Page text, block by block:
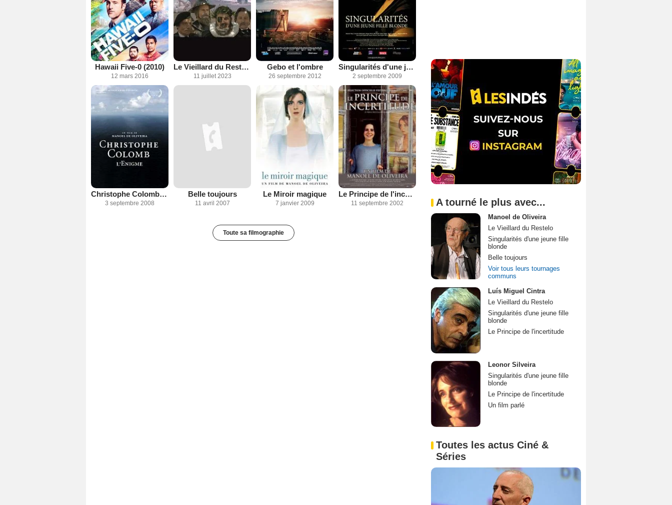
Hawaii Five-0 (2010)
12 mars 2016
Le Vieillard du Restelo
11 juillet 2023
Gebo et l'ombre
26 septembre 2012
Singularités d'une jeune fille blonde
2 septembre 2009
Christophe Colomb, l'énigme
3 septembre 2008
Belle toujours
11 avril 2007
Le Miroir magique
7 janvier 2009
Le Principe de l'incertitude
11 septembre 2002
Toute sa filmographie
A tourné le plus avec...
Manoel de Oliveira
Le Vieillard du Restelo
Singularités d'une jeune fille
blonde
Belle toujours
Voir tous leurs tournages
communs
Luís Miguel Cintra
Le Vieillard du Restelo
Singularités d'une jeune fille
blonde
Le Principe de l'incertitude
Leonor Silveira
Singularités d'une jeune fille
blonde
Le Principe de l'incertitude
Un film parlé
Toutes les actus Ciné &
Séries